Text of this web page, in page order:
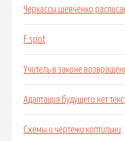
Черкассы шевченко
F spot
Учитель в законе
Адаптация будущего нет
Схемы и чертежи коптильни